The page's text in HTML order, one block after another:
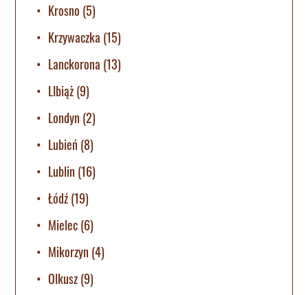
Krosno (5)
Krzywaczka (15)
Lanckorona (13)
LIbiąż(9)
Londyn (2)
Lubień (8)
Lublin (16)
Łódź(19)
Mielec(6)
Mikorzyn (4)
Olkusz(9)